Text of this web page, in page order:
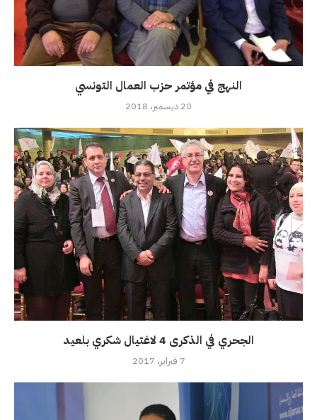
النهج في مؤتمر حزب العمال التونسي
20 ديسمبر، 2018
الجحري في الذكرى 4 لاغتيال شكري بلعيد
7 فبراير، 2017